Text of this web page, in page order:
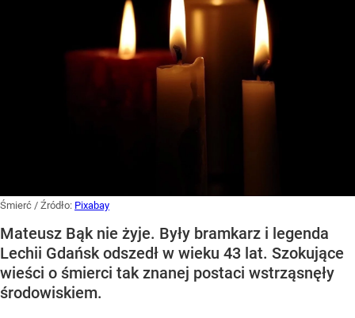
Śmierć / Źródło: Pixabay
Mateusz Bąk nie żyje. Były bramkarz i legenda
Lechii Gdańsk odszedł w wieku 43 lat. Szokujące
wieści o śmierci tak znanej postaci wstrząsnęły
środowiskiem.